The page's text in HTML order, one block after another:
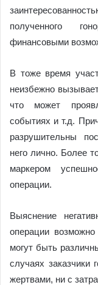
полученного
финансовыми
В тоже время
неизбежно
что может
событиях и т.д.
разрушительны
него лично. Более
маркером
операции.
Выяснение
операции
могут быть
случаях заказчики
жертвами, ни с